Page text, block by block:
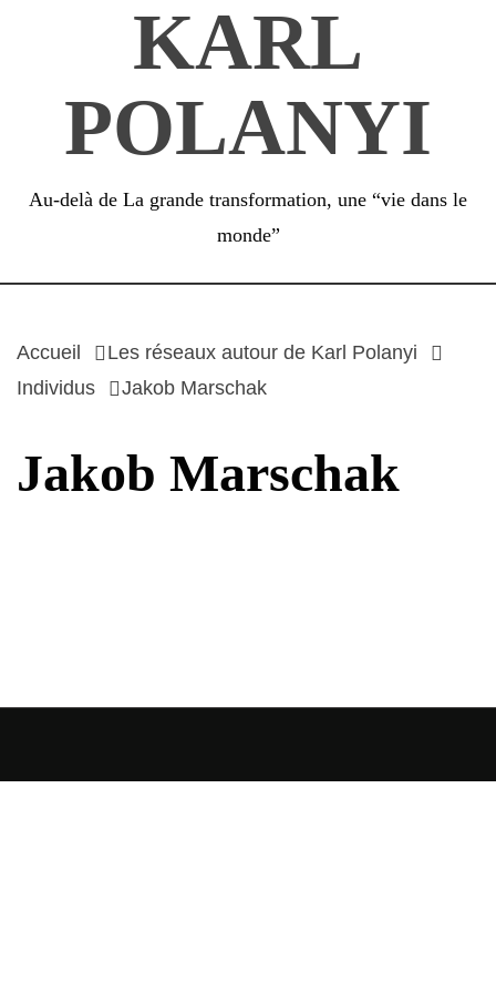
KARL
POLANYI
Au-delà de La grande transformation, une “vie dans le
monde”
Accueil
Les réseaux autour de Karl Polanyi
Individus
Jakob Marschak
Jakob Marschak